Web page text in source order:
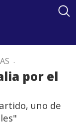
.
por el
uno de